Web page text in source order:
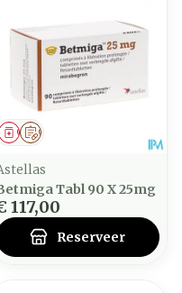
Op voorschrift
Geneesmiddel
Tabl 90 X 25mg
117,00
Reserveer